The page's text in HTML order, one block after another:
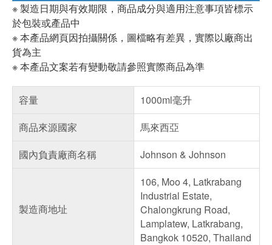
※ 製造日期與有效期限，商品成分與適用注意事項皆標示
於包裝或產品中
※ 本產品網頁因拍攝關係，圖檔略有差異，實際以廠商出
貨為主
※ 本產品文案若有變動敬請參照實際商品為準
容量
1000ml毫升
商品來源國家
馬來西亞
國內負責廠商名稱
Johnson & Johnson
製造商地址
106, Moo 4, Latkrabang
Industrial Estate,
Chalongkrung Road,
Lamplatew, Latkrabang,
Bangkok 10520, Thailand